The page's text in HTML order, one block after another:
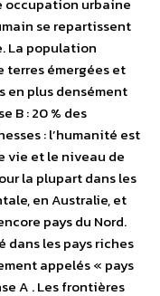
occupation urbaine
se repartissent
La population
terres émergées et
en plus densément
B : 20 % des
: l’humanité est
vie et le niveau de
la plupart dans les
en Australie, et
pays du Nord.
les pays riches
appelés « pays
A . Les frontières